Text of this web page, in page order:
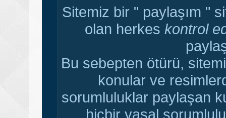
Sitemiz bir " paylaşım "
olan herkes kontrol
Bu sebepten ötürü,
konular ve
sorumluluklar paylaşan
hiçbir yasal